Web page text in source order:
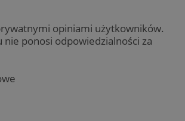
opiniami użytkowników.
nie ponosi odpowiedzialności za